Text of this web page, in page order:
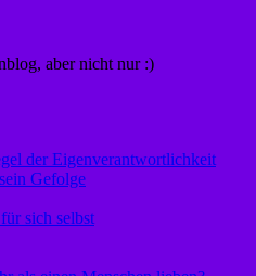
aber nicht nur :)
der Eigenverantwortlichkeit
Gefolge
sich selbst